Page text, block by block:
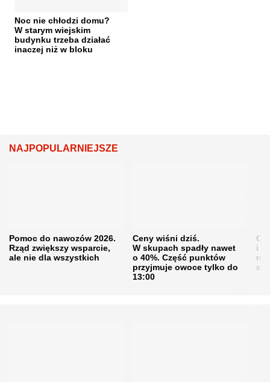
Noc nie chłodzi domu?
W starym wiejskim
budynku trzeba działać
inaczej niż w bloku
NAJPOPULARNIEJSZE
Pomoc do nawozów 2026.
Rząd zwiększy wsparcie,
ale nie dla wszystkich
Ceny wiśni dziś.
W skupach spadły nawet
o 40%. Część punktów
przyjmuje owoce tylko do
13:00
i